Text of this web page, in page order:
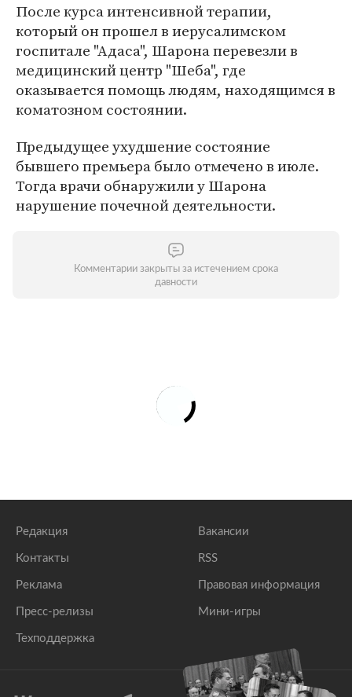
После курса интенсивной терапии,
который он прошел в иерусалимском
госпитале "Адаса", Шарона перевезли в
медицинский центр "Шеба", где
оказывается помощь людям, находящимся в
коматозном состоянии.
Предыдущее ухудшение состояние
бывшего премьера было отмечено в июле.
Тогда врачи обнаружили у Шарона
нарушение почечной деятельности.
Комментарии закрыты за истечением срока
давности
Редакция
Контакты
Реклама
Пресс-релизы
Техподдержка
Вакансии
RSS
Правовая информация
Мини-игры